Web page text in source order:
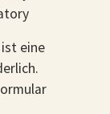
eine